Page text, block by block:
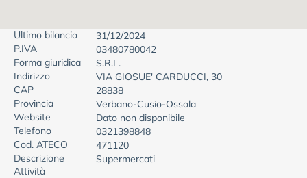
Ultimo bilancio
31/12/2024
P.IVA
03480780042
Forma giuridica
S.R.L.
Indirizzo
VIA GIOSUE' CARDUCCI, 30
CAP
28838
Provincia
Verbano-Cusio-Ossola
Website
Dato non disponibile
Telefono
0321398848
Cod. ATECO
471120
Descrizione
Attività
Supermercati